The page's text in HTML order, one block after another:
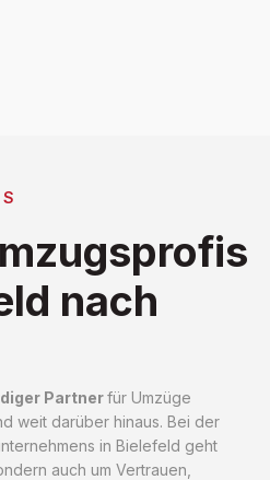
nach
Partnerfür Umzüge
weit darüber hinaus. Bei der
in Bielefeld geht
auch um Vertrauen,